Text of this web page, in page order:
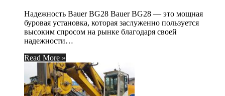
Надежность Bauer BG28 Bauer BG28 — это мощная
буровая установка, которая заслуженно пользуется
высоким спросом на рынке благодаря своей
надежности…
Read More »